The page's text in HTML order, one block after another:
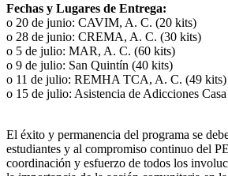
Fechas y Lugares de Entrega:
o 20 de junio: CAVIM, A. C. (20 kits)
o 28 de junio: CREMA, A. C. (30 kits)
o 5 de julio: MAR, A. C. (60 kits)
o 9 de julio: San Quintín (40 kits)
o 11 de julio: REMHA TCA, A. C. (49 kits)
o 15 de julio: Asistencia de Adicciones
El éxito y permanencia del programa se
estudiantes y al compromiso continuo del
coordinación y esfuerzo de todos los